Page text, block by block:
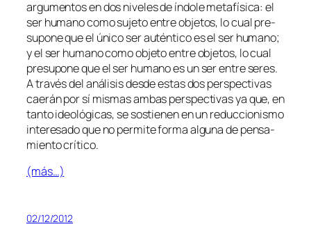
ar­gu­men­tos en dos ni­ve­les de ín­do­le me­ta­fí­si­ca: el
ser hu­mano co­mo su­je­to en­tre ob­je­tos, lo cual pre­
su­po­ne que el úni­coserau­tén­ti­co es el ser hu­mano;
y el ser hu­mano co­mo ob­je­to en­tre ob­je­tos, lo cual
pre­su­po­ne que el ser hu­mano es un ser en­tre se­res.
A tra­vés del aná­li­sis des­de es­tas dos pers­pec­ti­vas
cae­rán por sí mis­mas am­bas pers­pec­ti­vas ya que, en
tan­to ideo­ló­gi­cas, se sos­tie­nen en un re­duc­cio­nis­mo
in­tere­sa­do que no per­mi­te for­ma al­gu­na de pen­sa­
mien­to crítico.
(más…)
02/12/2012